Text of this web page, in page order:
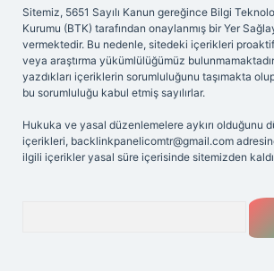
Sitemiz, 5651 Sayılı Kanun gereğince Bilgi
Kurumu (BTK) tarafından onaylanmış bir Yer
vermektedir. Bu nedenle, sitedeki içerikleri
veya araştırma yükümlülüğümüz
yazdıkları içeriklerin sorumluluğunu taşımakta
bu sorumluluğu kabul etmiş sayılırlar.
Hukuka ve yasal düzenlemelere aykırı olduğunu
içerikleri, backlinkpanelicomtr@gmail.com
ilgili içerikler yasal süre içerisinde sitemizden